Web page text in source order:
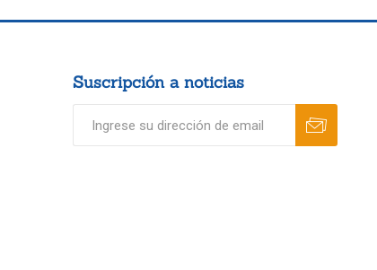
Suscripción a noticias